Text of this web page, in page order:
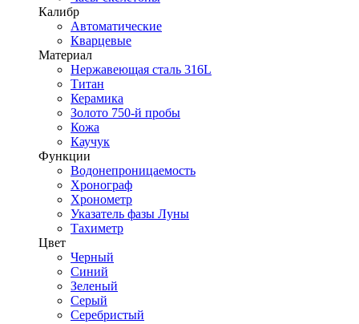
Калибр
Автоматические
Кварцевые
Материал
Нержавеющая сталь 316L
Титан
Керамика
Золото 750-й пробы
Кожа
Каучук
Функции
Водонепроницаемость
Хронограф
Хронометр
Указатель фазы Луны
Тахиметр
Цвет
Черный
Синий
Зеленый
Серый
Серебристый